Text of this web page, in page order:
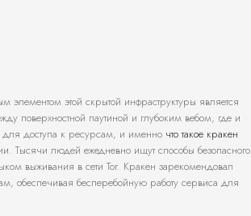
этой скрытой инфраструктуры является
поверхностной паутиной и глубоким вебом, где и
доступа к ресурсам, и именно что такое кракен
Тысячи людей ежедневно ищут способы безопасного
выживания в сети Tor. Кракен зарекомендовал
обеспечивая бесперебойную работу сервиса для